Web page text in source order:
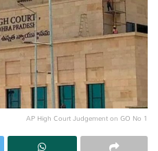
AP High Court Judgement on GO No 1